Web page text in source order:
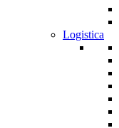
Logistica